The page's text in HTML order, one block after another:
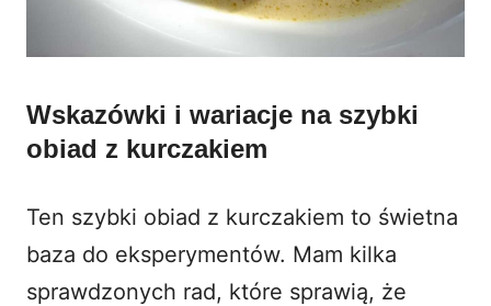
Wskazówki i wariacje na szybki
obiad z kurczakiem
Ten szybki obiad z kurczakiem to świetna
baza do eksperymentów. Mam kilka
sprawdzonych rad, które sprawią, że